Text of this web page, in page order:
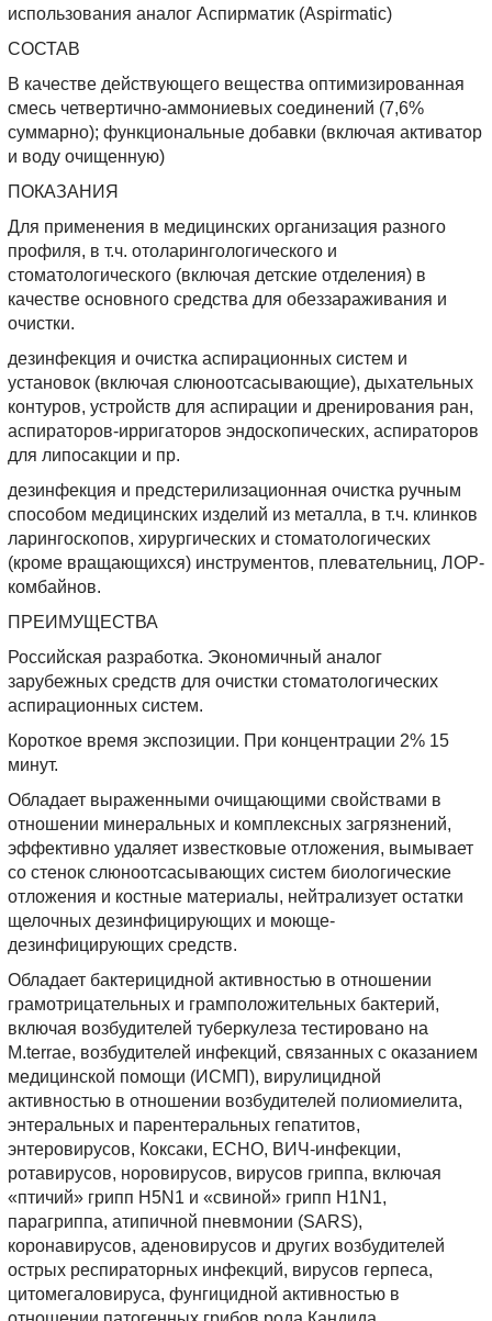
использования аналог Аспирматик (Aspirmatic)
СОСТАВ
В качестве действующего вещества оптимизированная
смесь четвертично-аммониевых соединений (7,6%
суммарно); функциональные добавки (включая активатор
и воду очищенную)
ПОКАЗАНИЯ
Для применения в медицинских организация разного
профиля, в т.ч. отоларингологического и
стоматологического (включая детские отделения) в
качестве основного средства для обеззараживания и
очистки.
дезинфекция и очистка аспирационных систем и
установок (включая слюноотсасывающие), дыхательных
контуров, устройств для аспирации и дренирования ран,
аспираторов-ирригаторов эндоскопических, аспираторов
для липосакции и пр.
дезинфекция и предстерилизационная очистка ручным
способом медицинских изделий из металла, в т.ч. клинков
ларингоскопов, хирургических и стоматологических
(кроме вращающихся) инструментов, плевательниц, ЛОР-
комбайнов.
ПРЕИМУЩЕСТВА
Российская разработка. Экономичный аналог
зарубежных средств для очистки стоматологических
аспирационных систем.
Короткое время экспозиции. При концентрации 2% 15
минут.
Обладает выраженными очищающими свойствами в
отношении минеральных и комплексных загрязнений,
эффективно удаляет известковые отложения, вымывает
со стенок слюноотсасывающих систем биологические
отложения и костные материалы, нейтрализует остатки
щелочных дезинфицирующих и моюще-
дезинфицирующих средств.
Обладает бактерицидной активностью в отношении
грамотрицательных и грамположительных бактерий,
включая возбудителей туберкулеза тестировано на
M.terrae, возбудителей инфекций, связанных с оказанием
медицинской помощи (ИСМП), вирулицидной
активностью в отношении возбудителей полиомиелита,
энтеральных и парентеральных гепатитов,
энтеровирусов, Коксаки, ЕСНО, ВИЧ-инфекции,
ротавирусов, норовирусов, вирусов гриппа, включая
«птичий» грипп H5N1 и «свиной» грипп H1N1,
парагриппа, атипичной пневмонии (SARS),
коронавирусов, аденовирусов и других возбудителей
острых респираторных инфекций, вирусов герпеса,
цитомегаловируса, фунгицидной активностью в